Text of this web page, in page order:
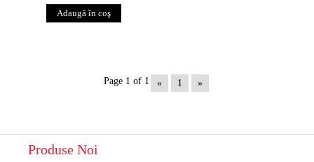
Page 1 of 1 « 1 »
Produse Noi